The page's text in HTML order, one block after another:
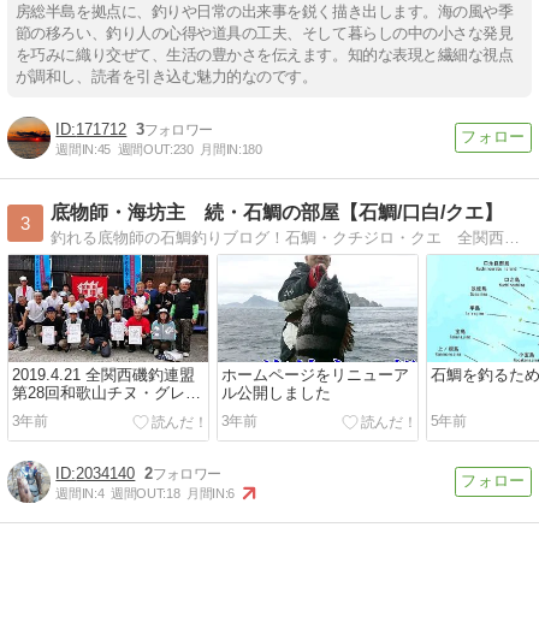
房総半島を拠点に、釣りや日常の出来事を鋭く描き出します。海の風や季
節の移ろい、釣り人の心得や道具の工夫、そして暮らしの中の小さな発見
を巧みに織り交ぜて、生活の豊かさを伝えます。知的な表現と繊細な視点
が調和し、読者を引き込む魅力的なのです。
171712 3
週間IN:45 週間OUT:230 月間IN:180
3
底物師・海坊主 続・石鯛の部屋【石鯛/口白/クエ】
釣れる底物師の石鯛釣りブログ！石鯛・クチジロ・クエ 全関西磯釣連盟事務局 チームＤＡＩＷＡ石鯛総合事務局 尼崎石鯛釣技会
2019.4.21 全関西磯釣連盟
第28回和歌山チヌ・グレチ
ャンピョン大会
3年前
ホームページをリニューア
ル公開しました
3年前
石鯛を釣るた
5年前
2034140 2
週間IN:4 週間OUT:18 月間IN:6